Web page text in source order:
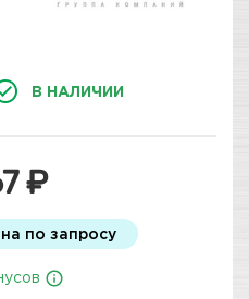
В НАЛИЧИИ
₽
по запросу